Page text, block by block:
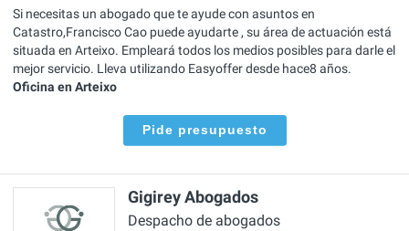
Si necesitas un abogado que te ayude con asuntos en
Catastro,Francisco Cao puede ayudarte , su área de actuación está
situada en Arteixo. Empleará todos los medios posibles para darle el
mejor servicio. Lleva utilizando Easyoffer desde hace8 años.
Oficina en Arteixo
Pide presupuesto
Gigirey Abogados
Despacho de abogados